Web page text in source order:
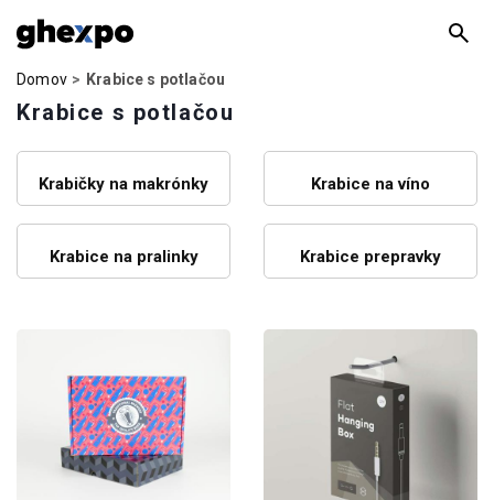
Domov Krabice s potlačou
Krabice s potlačou
Krabičky na makrónky Krabice na víno
Krabice na pralinky Krabice prepravky